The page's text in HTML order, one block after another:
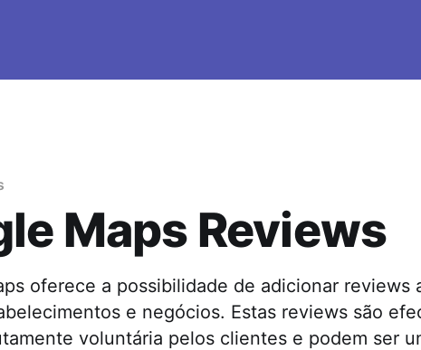
Maps Reviews
oferece a possibilidade de adicionar reviews
e negócios. Estas reviews são
voluntária pelos clientes e podem ser